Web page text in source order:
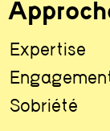
Expertise
Sobriété